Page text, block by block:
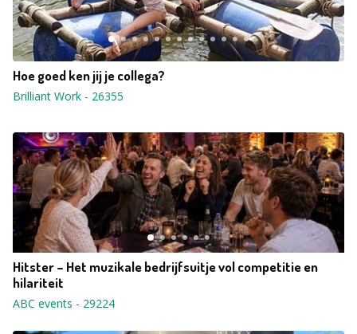
Hoe goed ken jij je collega?
Brilliant Work - 26355
Hitster – Het muzikale bedrijfsuitje vol competitie en
hilariteit
ABC events - 29224